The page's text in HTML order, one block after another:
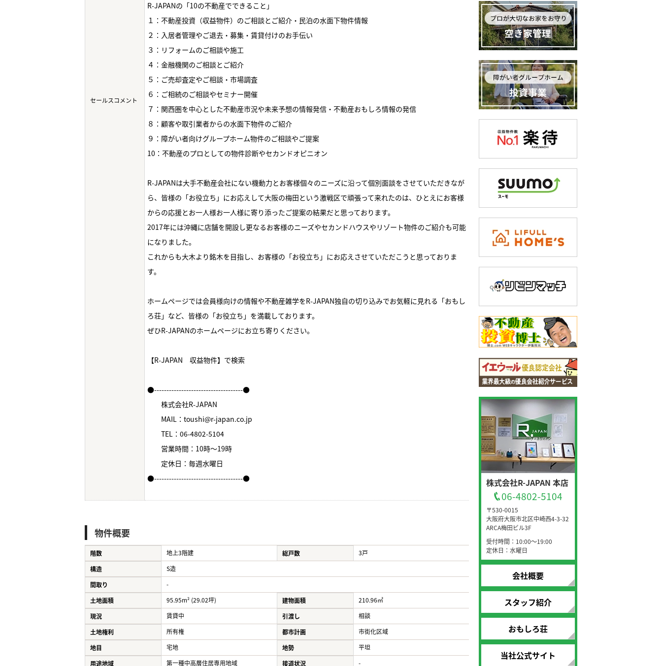
セールスコメント
R-JAPANの「10の不動産でできること」
１：不動産投資（収益物件）のご相談とご紹介・民泊の水面下物件情報
２：入居者管理やご退去・募集・賃貸付けのお手伝い
３：リフォームのご相談や施工
４：金融機関のご相談とご紹介
５：ご売却査定やご相談・市場調査
６：ご相続のご相談やセミナー開催
７：関西圏を中心とした不動産市況や未来予想の情報発信・不動産おもしろ情報の発信
８：顧客や取引業者からの水面下物件のご紹介
９：障がい者向けグループホーム物件のご相談やご提案
10：不動産のプロとしての物件診断やセカンドオピニオン
R-JAPANは大手不動産会社にない機動力とお客様個々のニーズに沿って個別面談をさせていただきなが
ら、皆様の「お役立ち」にお応えして大阪の梅田という激戦区で頑張って来れたのは、ひとえにお客様
からの応援とお一人様お一人様に寄り添ったご提案の結果だと思っております。
2017年には沖縄に店舗を開設し更なるお客様のニーズやセカンドハウスやリゾート物件のご紹介も可能
になりました。
これからも大木より銘木を目指し、お客様の「お役立ち」にお応えさせていただこうと思っておりま
す。
ホームページでは会員様向けの情報や不動産雑学をR-JAPAN独自の切り込みでお気軽に見れる「おもし
ろ荘」など、皆様の「お役立ち」を満載しております。
ぜひR-JAPANのホームページにお立ち寄りください。
【R-JAPAN 収益物件】で検索
●------------------------------------●
株式会社R-JAPAN
MAIL：toushi@r-japan.co.jp
TEL：06-4802-5104
営業時間：10時～19時
定休日：毎週水曜日
●------------------------------------●
物件概要
階数 地上3階建 総戸数
3戸
構造
S造
間取り
-
土地面積
95.95m² (29.02坪) 建物面積
210.96㎡
現況
賃貸中 引渡し
相談
土地権利
所有権 都市計画
市街化区域
地目
宅地 地勢
平坦
用途地域
第一種中高層住居専用地域 接道状況 -
株式会社R-JAPAN 本店
06-4802-5104
〒530-0015
大阪府大阪市北区中崎西4-3-32
ARCA梅田ビル3F
受付時間：10:00～19:00
定休日：水曜日
会社概要
スタッフ紹介
おもしろ荘
当社公式サイト